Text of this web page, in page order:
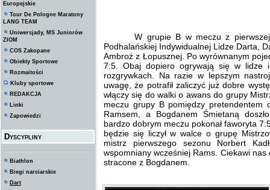
Europejskie
Tour De Pologne Maratony
LANG TEAM
Uniwersjady, MS Juniorów
ZIOM
COS Zakopane
Obiekty Sportowe
Rozmaitości
Kluby sportowe
REDAKCJA
Linki
Zapowiedzi
Dyscypliny
Biathlon
Biegi narciarskie
Dart
W grupie B w meczu z pierwszej
Podhalańskiej Indywidualnej Lidze Darta,
Ambroż z Łopusznej. Po wyrównanym
7:5. Obaj dopiero ogrywają się w
rozgrywkach. Na razie w lepszym
uwagę, że potrafił zaliczyć już dobre
włączy się do walki o awans do grupy
meczu grupy B pomiędzy pretendentem
Ramsem, a Bogdanem Śmietaną
bardzo dobrym meczu pokonał faworyta
będzie się liczył w walce o grupę
mistrz pierwszego sezonu Norbert
wspomniany wcześniej Rams. Ciekawi
stracone z Bogdanem.